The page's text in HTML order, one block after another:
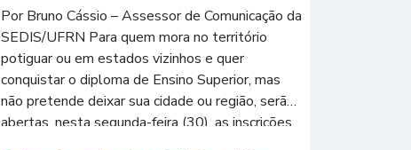
Por Bruno Cássio – Assessor de Comunicação da
SEDIS/UFRN Para quem mora no território
potiguar ou em estados vizinhos e quer
conquistar o diploma de Ensino Superior, mas
não pretende deixar sua cidade ou região, serão
abertas, nesta segunda-feira (30), as inscrições